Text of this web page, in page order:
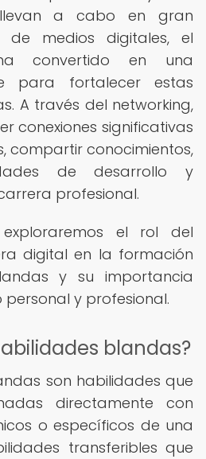
llevan a cabo en gran
medios digitales, el
convertido en una
para fortalecer estas
A través del networking,
conexiones significativas
compartir conocimientos,
de desarrollo y
profesional.
el rol del
digital en la formación
y su importancia
y profesional.
blandas?
son habilidades que
directamente con
o específicos de una
transferibles que